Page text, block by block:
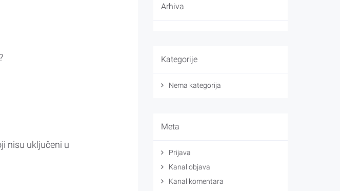
nisu uključeni u
Arhiva
Kategorije
Nema kategorija
Meta
Prijava
Kanal objava
Kanal komentara